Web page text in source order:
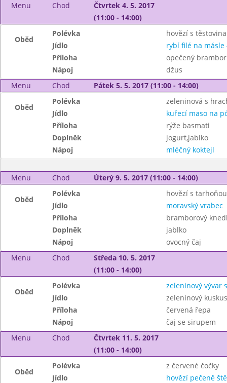
Menu
Chod
Čtvrtek 4. 5. 2017
(11:00 - 14:00)
Oběd
Polévka
hovězí s
Jídlo
rybí filé na másle
Příloha
opečený brambor
Nápoj
džus
Menu
Chod Pátek 5. 5. 2017 (11:00 - 14:00)
Oběd
Polévka
zeleninová s
Jídlo
kuřecí maso na
Příloha
rýže basmati
Doplněk
jogurt,jablko
Nápoj
mléčný koktejl
Menu Chod Úterý 9. 5. 2017 (11:00 - 14:00)
Oběd
Polévka
hovězí s tarhoňou
Jídlo
moravský vrabec
Příloha
bramborový
Doplněk
jablko
Nápoj
ovocný čaj
Menu
Chod
Středa 10. 5. 2017
(11:00 - 14:00)
Oběd
Polévka
zeleninový vývar
Jídlo
zeleninový
Příloha
červená řepa
Nápoj
čaj se sirupem
Menu
Chod
Čtvrtek 11. 5. 2017
(11:00 - 14:00)
Oběd
Polévka
z červené čočky
Jídlo
hovězí pečeně